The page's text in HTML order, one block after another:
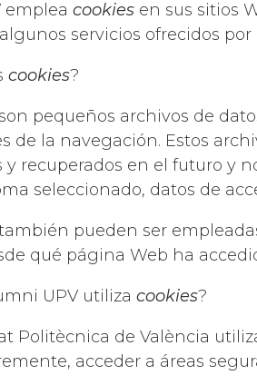
emplea cookies en sus sitios
servicios ofrecidos por
cookies?
son pequeños archivos de
de la navegación. Estos
y recuperados en el futuro y
seleccionado, datos de
pueden ser
qué página Web ha
UPV utiliza cookies?
Politècnica de València
acceder a áreas